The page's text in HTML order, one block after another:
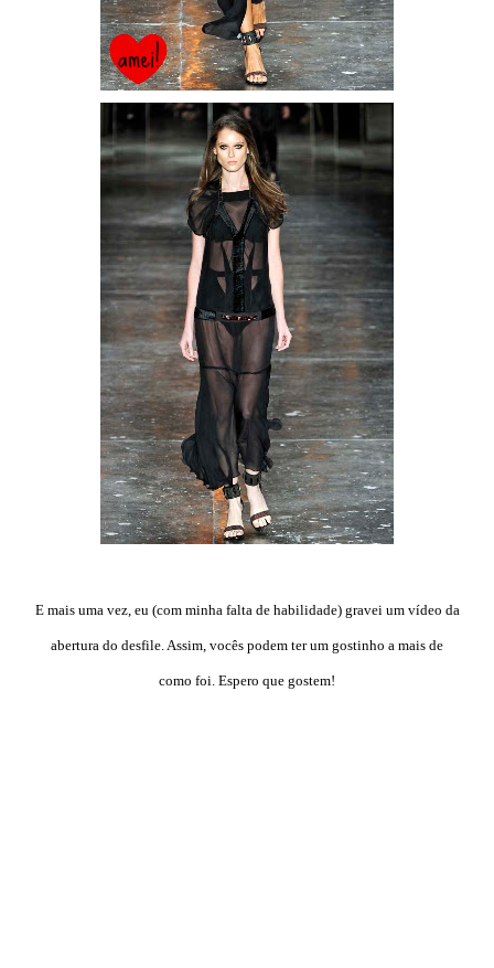
E mais uma vez, eu (com minha falta de habilidade) gravei um vídeo da
abertura do desfile. Assim, vocês podem ter um gostinho a mais de
como foi. Espero que gostem!